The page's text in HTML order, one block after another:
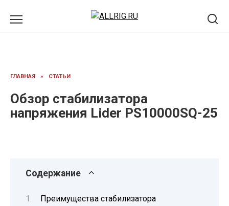
ГЛАВНАЯ » СТАТЬИ
Обзор стабилизатора
напряжения Lider PS10000SQ-25
Содержание
Преимущества стабилизатора